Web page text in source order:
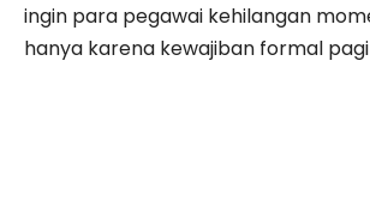
ingin para pegawai kehilangan
hanya karena kewajiban formal